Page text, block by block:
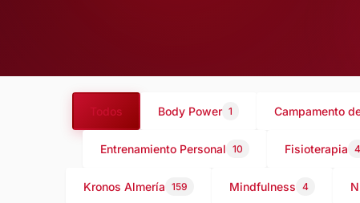
Todos Body Power 1 Campamento
Entrenamiento Personal 10 Fisioterapia 4
Kronos Almería 159 Mindfulness 4